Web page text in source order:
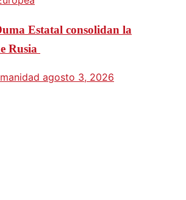
Estatal consolidan la
Rusia
agosto 3, 2026